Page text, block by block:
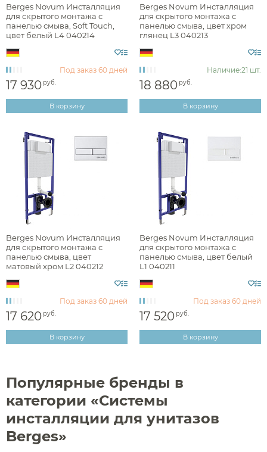
Berges Novum Инсталляция
для скрытого монтажа с
панелью смыва, Soft Touch,
цвет белый L4 040214
Под заказ 60 дней
17 930 руб.
В корзину
Berges Novum Инсталляция
для скрытого монтажа с
панелью смыва, цвет хром
глянец L3 040213
Наличие:21 шт.
18 880 руб.
В корзину
Berges Novum Инсталляция
для скрытого монтажа с
панелью смыва, цвет
матовый хром L2 040212
Под заказ 60 дней
17 620 руб.
В корзину
Berges Novum Инсталляция
для скрытого монтажа с
панелью смыва, цвет белый
L1 040211
Под заказ 60 дней
17 520 руб.
В корзину
Популярные бренды в
категории «Системы
инсталляции для унитазов
Berges»